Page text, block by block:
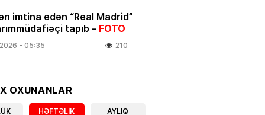
imtina edən “Real Madrid”
tapıb – FOTO
- 05:35 210
8 avqust, 2026-cı il
- 00:08 499
OXUNANLAR
HƏFTƏLIK AYLIQ